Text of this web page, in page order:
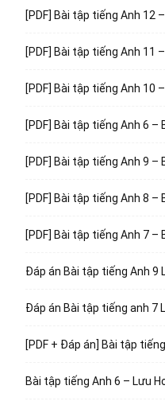
[PDF] Bài tập tiếng Anh 12
[PDF] Bài tập tiếng Anh 11
[PDF] Bài tập tiếng Anh 10
[PDF] Bài tập tiếng Anh 6 –
[PDF] Bài tập tiếng Anh 9 –
[PDF] Bài tập tiếng Anh 8 –
[PDF] Bài tập tiếng Anh 7 –
Đáp án Bài tập tiếng Anh 9
Đáp án Bài tập tiếng anh 7
[PDF + Đáp án] Bài tập
Bài tập tiếng Anh 6 – Lưu